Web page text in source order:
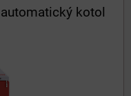
automatický kotol